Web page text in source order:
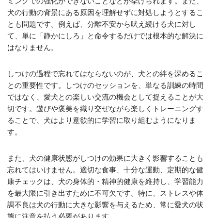
犬の行動の背景にある原因を理解せずに対処しようとするこ
とも問題です。例えば、分離不安から吠え続ける犬に対し
て、単に「静かにしろ」と命令するだけでは根本的な解決に
はなりません。
しつけの過程で忘れてはならないのが、犬との絆を深めるこ
との重要性です。しつけのセッションを、単なる訓練の時間
ではなく、愛犬との楽しい交流の機会として捉えることが大
切です。遊びや褒美を織り交ぜながら楽しくトレーニングす
ることで、犬はより意欲的に学習に取り組むようになりま
す。
また、犬の健康状態がしつけの効果に大きく影響することも
忘れてはいけません。適切な食事、十分な運動、定期的な健
康チェックは、犬の身体的・精神的健康を維持し、学習能力
を最大限に引き出すために不可欠です。特に、ストレスや体
調不良は犬の行動に大きな影響を与えるため、常に愛犬の状
態に注意を払う必要があります。